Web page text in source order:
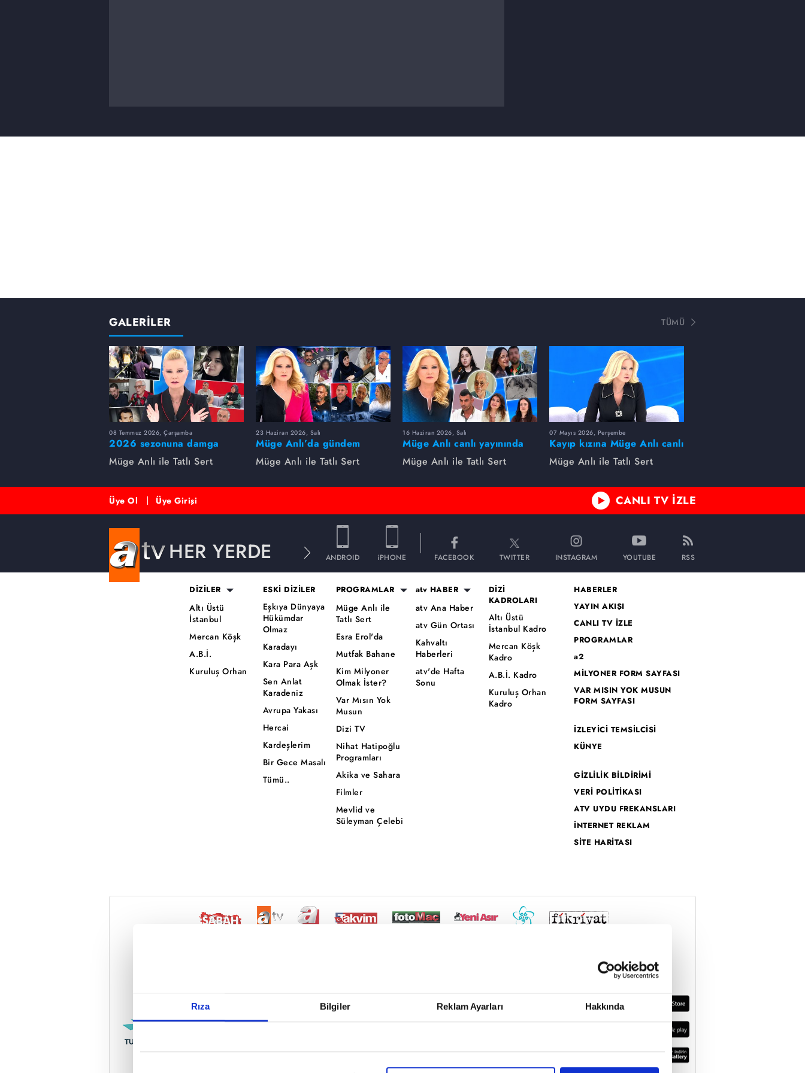
Rıza Bilgiler Reklam Ayarları Hakkında
Reddet
GALERİLER TÜMÜ
08 Temmuz 2026, Çarşamba
2026 sezonuna damga
vuran 5 Müge Anlı
dosyası...
Müge Anlı ile Tatlı Sert
23 Haziran 2026, Salı
Müge Anlı’da gündem
sarsıldı! Kayıp dosyaları ve
aile ihanetleri herkesi şoke
Müge Anlı ile Tatlı Sert
16 Haziran 2026, Salı
Müge Anlı canlı yayınında
dikkat çeken gelişmeler
yaşandı. Kayıp,
Müge Anlı ile Tatlı Sert
07 Mayıs 2026, Perşembe
Kayıp kızına Müge Anlı canlı
yayında kavuştu
Müge Anlı ile Tatlı Sert
Üye Ol Üye Girişi CANLI TV İZLE
HER YERDE ANDROID iPHONE FACEBOOK TWITTER INSTAGRAM YOUTUBE RSS
DİZİLER
Altı Üstü
İstanbul
Mercan Köşk
A.B.İ.
Kuruluş Orhan
ESKİ DİZİLER
Eşkıya Dünyaya
Hükümdar
Olmaz
Karadayı
Kara Para Aşk
Sen Anlat
Karadeniz
Avrupa Yakası
Hercai
Kardeşlerim
Bir Gece Masalı
Tümü..
PROGRAMLAR
Müge Anlı ile
Tatlı Sert
Esra Erol'da
Mutfak Bahane
Kim Milyoner
Olmak İster?
Var Mısın Yok
Musun
Dizi TV
Nihat Hatipoğlu
Programları
Akika ve Sahara
Filmler
Mevlid ve
Süleyman Çelebi
atv HABER
atv Ana Haber
atv Gün Ortası
Kahvaltı
Haberleri
atv'de Hafta
Sonu
DİZİ
KADROLARI
Altı Üstü
İstanbul Kadro
Mercan Köşk
Kadro
A.B.İ. Kadro
Kuruluş Orhan
Kadro
HABERLER
YAYIN AKIŞI
CANLI TV İZLE
PROGRAMLAR
a2
MİLYONER FORM SAYFASI
VAR MISIN YOK MUSUN
FORM SAYFASI
İZLEYİCİ TEMSİLCİSİ
KÜNYE
GİZLİLİK BİLDİRİMİ
VERİ POLİTİKASI
ATV UYDU FREKANSLARI
İNTERNET REKLAM
SİTE HARİTASI